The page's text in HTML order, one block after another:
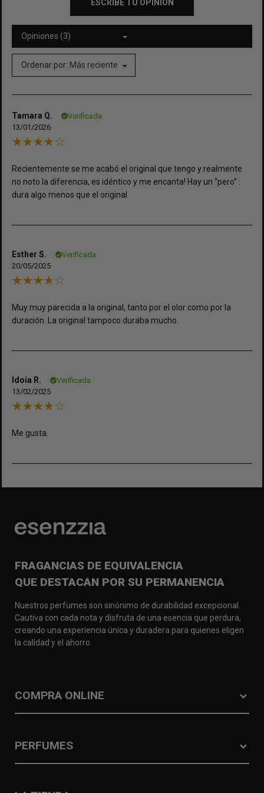
ESCRIBE TU OPINIÓN
Opiniones (3)
Ordenar por: Más reciente
Tamara Q.
Verificada
13/01/2026
Recientemente se me acabó el original que tengo y realmente
no noto la diferencia, es idéntico y me encanta! Hay un “pero” :
dura algo menos que el original
Esther S.
Verificada
20/05/2025
Muy muy parecida a la original, tanto por el olor como por la
duración. La original tampoco duraba mucho.
Idoia R.
Verificada
13/02/2025
Me gusta.
FRAGANCIAS DE EQUIVALENCIA
QUE DESTACAN POR SU PERMANENCIA
Nuestros perfumes son sinónimo de durabilidad excepcional.
Cautiva con cada nota y disfruta de una esencia que perdura,
creando una experiencia única y duradera para quienes eligen
la calidad y el ahorro.
COMPRA ONLINE
PERFUMES